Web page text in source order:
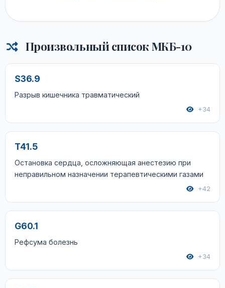
Произвольный список МКБ-10
S36.9
Разрыв кишечника травматический
+34
T41.5
Остановка сердца, осложняющая анестезию при
неправильном назначении терапевтическими газами
+42
G60.1
Рефсума болезнь
+34